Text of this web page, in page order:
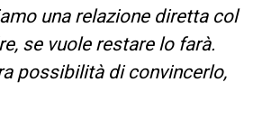
una relazione diretta col
se vuole restare lo farà.
possibilità di convincerlo,